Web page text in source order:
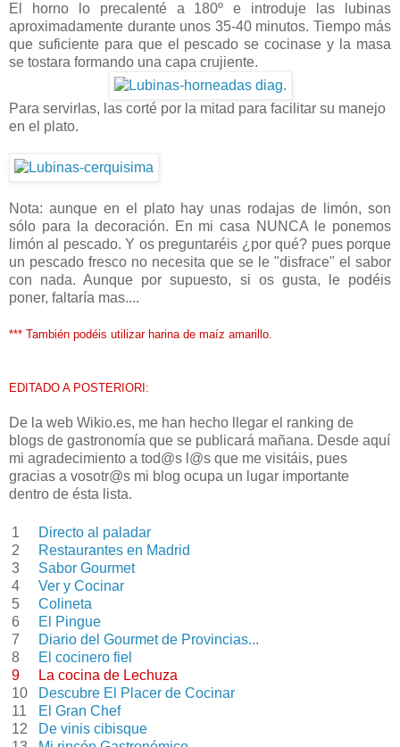
El horno lo precalenté a 180º e introduje las lubinas
aproximadamente durante unos 35-40 minutos. Tiempo más
que suficiente para que el pescado se cocinase y la masa
se tostara formando una capa crujiente.
Para servirlas, las corté por la mitad para facilitar su manejo
en el plato.
Nota: aunque en el plato hay unas rodajas de limón, son
sólo para la decoración. En mi casa NUNCA le ponemos
limón al pescado. Y os preguntaréis ¿por qué? pues porque
un pescado fresco no necesita que se le "disfrace" el sabor
con nada. Aunque por supuesto, si os gusta, le podéis
poner, faltaría mas....
*** También podéis utilizar harina de maíz amarillo.
EDITADO A POSTERIORI:
De la web Wikio.es, me han hecho llegar el ranking de
blogs de gastronomía que se publicará mañana. Desde aquí
mi agradecimiento a tod@s l@s que me visitáis, pues
gracias a vosotr@s mi blog ocupa un lugar importante
dentro de ésta lista.
1
Directo al paladar
2
Restaurantes en Madrid
3
Sabor Gourmet
4
Ver y Cocinar
5
Colineta
6
El Pingue
7
Diario del Gourmet de Provincias...
8
El cocinero fiel
9
La cocina de Lechuza
10
Descubre El Placer de Cocinar
11
El Gran Chef
12
De vinis cibisque